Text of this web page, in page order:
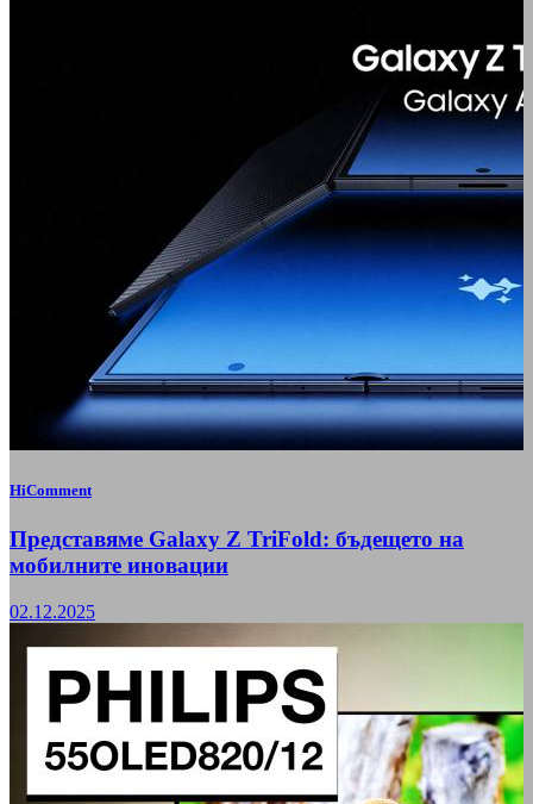
HiComment
Представяме Galaxy Z TriFold: бъдещето на
мобилните иновации
02.12.2025